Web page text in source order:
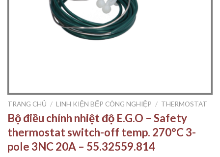
TRANG CHỦ / LINH KIỆN BẾP CÔNG NGHIỆP / THERMOSTAT
Bộ điều chỉnh nhiệt độ E.G.O – Safety
thermostat switch-off temp. 270°C 3-
pole 3NC 20A – 55.32559.814